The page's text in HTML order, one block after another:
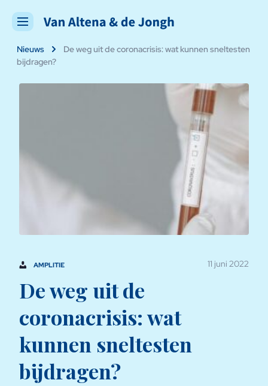
Nieuws
De weg uit de coronacrisis: wat kunnen sneltesten
bijdragen?
AMPLITIE 11 juni 2022
De weg uit de
coronacrisis: wat
kunnen sneltesten
bijdragen?